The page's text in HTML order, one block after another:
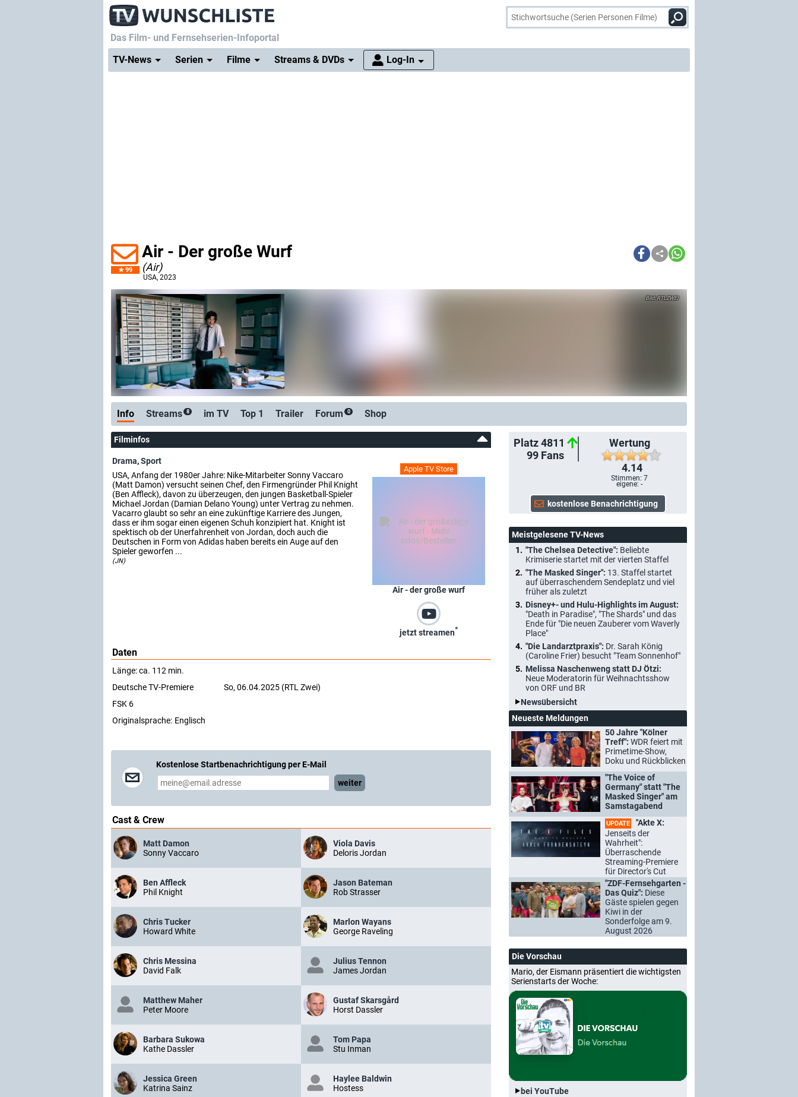
Das Film- und Fernsehserien-Infoportal
TV-News
Serien Filme Streams & DVDs Log-In
99
Air - Der große Wurf
(Air)
USA, 2023
RTLZWEI
Info Streams 8 im TV Top 1 Trailer Forum 0 Shop
Platz 4811
99 Fans
Wertung
4.14
Stimmen:7
eigene: -
Filminfos
Apple TV Store
Air - der große wurf
jetzt streamen*
Drama,Sport
USA, Anfang der 1980er Jahre: Nike-Mitarbeiter Sonny Vaccaro
(Matt Damon) versucht seinen Chef, den Firmengründer Phil Knight
(Ben Affleck), davon zu überzeugen, den jungen Basketball-Spieler
Michael Jordan (Damian Delano Young) unter Vertrag zu nehmen.
Vacarro glaubt so sehr an eine zukünftige Karriere des Jungen,
dass er ihm sogar einen eigenen Schuh konzipiert hat. Knight ist
spektisch ob der Unerfahrenheit von Jordan, doch auch die
Deutschen in Form von Adidas haben bereits ein Auge auf den
Spieler geworfen ...
(JN)
Daten
Länge: ca. 112 min.
Deutsche TV-Premiere
So, 06.04.2025 (RTL Zwei)
FSK 6
Originalsprache: Englisch
Kostenlose Startbenachrichtigung per E-Mail
weiter
Cast & Crew
Matt Damon
Sonny Vaccaro
Viola Davis
Deloris Jordan
Ben Affleck
Phil Knight
Jason Bateman
Rob Strasser
Chris Tucker
Howard White
Marlon Wayans
George Raveling
Chris Messina
David Falk
Julius Tennon
James Jordan
Matthew Maher
Peter Moore
Gustaf Skarsgård
Horst Dassler
Barbara Sukowa
Kathe Dassler
Tom Papa
Stu Inman
Jessica Green
Katrina Sainz
Haylee Baldwin
Hostess
Meistgelesene TV-News
"The Chelsea Detective": Beliebte
Krimiserie startet mit der vierten Staffel
"The Masked Singer": 13. Staffel startet
auf überraschendem Sendeplatz und viel
früher als zuletzt
Disney+- und Hulu-Highlights im August:
"Death in Paradise", "The Shards" und das
Ende für "Die neuen Zauberer vom Waverly
Place"
"Die Landarztpraxis": Dr. Sarah König
(Caroline Frier) besucht "Team Sonnenhof"
Melissa Naschenweng statt DJ Ötzi:
Neue Moderatorin für Weihnachtsshow
von ORF und BR
Newsübersicht
Neueste Meldungen
50 Jahre "Kölner
Treff": WDR feiert mit
Primetime-Show,
Doku und Rückblicken
"The Voice of
Germany" statt "The
Masked Singer" am
Samstagabend
UPDATE
"Akte X:
Jenseits der
Wahrheit":
Überraschende
Streaming-Premiere
für Director's Cut
"ZDF-Fernsehgarten -
Das Quiz": Diese
Gäste spielen gegen
Kiwi in der
Sonderfolge am 9.
August 2026
Die Vorschau
Mario, der Eismann präsentiert die wichtigsten
Serienstarts der Woche:
bei YouTube